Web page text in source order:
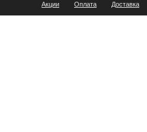
Акции Оплата Доставка